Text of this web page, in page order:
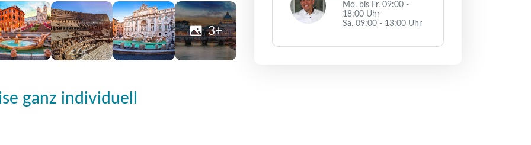
3+
ganz individuell
Mo. bis Fr. 09:00 -
18:00 Uhr
Sa. 09:00 - 13:00 Uhr